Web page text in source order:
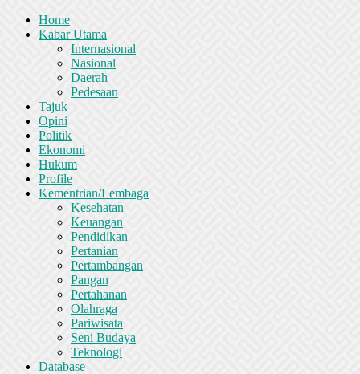
Home
Kabar Utama
Internasional
Nasional
Daerah
Pedesaan
Tajuk
Opini
Politik
Ekonomi
Hukum
Profile
Kementrian/Lembaga
Kesehatan
Keuangan
Pendidikan
Pertanian
Pertambangan
Pangan
Pertahanan
Olahraga
Pariwisata
Seni Budaya
Teknologi
Database